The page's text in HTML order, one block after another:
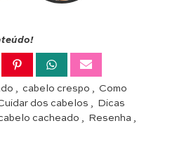
cabelo crespo
Como
dos cabelos
Dicas
cacheado Resenha